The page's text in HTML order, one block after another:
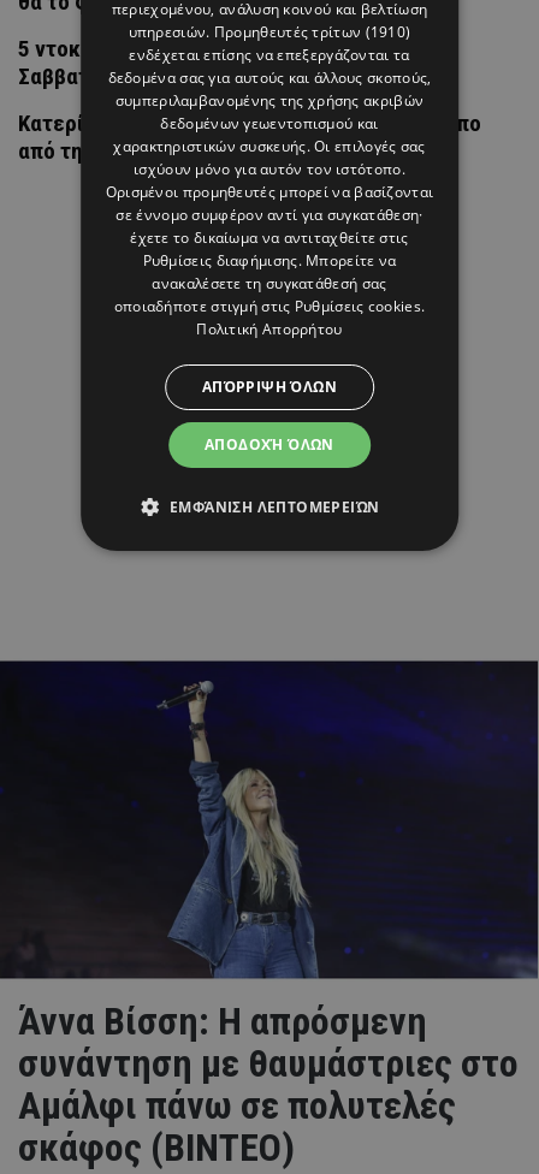
5 ντοκιμαντέρ που αξίζει να δεις αυτό το
Σαββατοκύριακο
Κατερίνα Καινούργιου: Tο τρυφερό στιγμιότυπο
από την Πάρο και τη μικρή Ξένια
Άννα Βίσση: Η απρόσμενη
συνάντηση με θαυμάστριες στο
Αμάλφι πάνω σε πολυτελές
σκάφος (ΒΙΝΤΕΟ)
περιεχομένου, ανάλυση κοινού και βελτίωση
υπηρεσιών. Προμηθευτές τρίτων (1910)
ενδέχεται επίσης να επεξεργάζονται τα
δεδομένα σας για αυτούς και άλλους σκοπούς,
συμπεριλαμβανομένης της χρήσης ακριβών
δεδομένων γεωεντοπισμού και
χαρακτηριστικών συσκευής. Οι επιλογές σας
ισχύουν μόνο για αυτόν τον ιστότοπο.
Ορισμένοι προμηθευτές μπορεί να βασίζονται
σε έννομο συμφέρον αντί για συγκατάθεση·
έχετε το δικαίωμα να αντιταχθείτε στις
Ρυθμίσεις διαφήμισης. Μπορείτε να
ανακαλέσετε τη συγκατάθεσή σας
οποιαδήποτε στιγμή στις Ρυθμίσεις cookies.
Πολιτική Απορρήτου
ΑΠΟΔΟΧΉ ΌΛΩΝ
ΑΠΌΡΡΙΨΗ ΌΛΩΝ
ΕΜΦΆΝΙΣΗ ΛΕΠΤΟΜΕΡΕΙΏΝ